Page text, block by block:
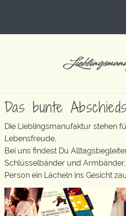
Das bunte
Die Lieblingsmanufaktur stehen
Lebensfreude.
Bei uns findest Du
Schlüsselbänder und
Person ein Lächeln ins Gesicht